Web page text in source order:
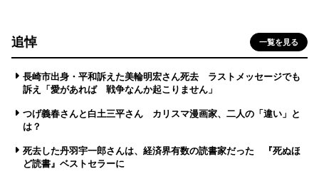
追悼 一覧を見る
長崎市出身・平和訴えた美輪明宏さん死去 ラストメッセージでも
訴え「愛があれば 戦争なんか起こりません」
つげ義春さんと白土三平さん カリスマ漫画家、二人の「違い」と
は？
死去した丹羽宇一郎さんは、経済界有数の読書家だった 『死ぬほ
ど読書』ベストセラーに